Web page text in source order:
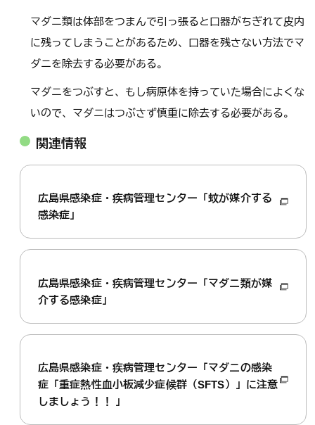
マダニ類は体部をつまんで引っ張ると口器がちぎれて皮内
に残ってしまうことがあるため、口器を残さない方法でマ
ダニを除去する必要がある。
マダニをつぶすと、もし病原体を持っていた場合によくな
いので、マダニはつぶさず慎重に除去する必要がある。
関連情報
広島県感染症・疾病管理センター「蚊が媒介する
感染症」
広島県感染症・疾病管理センター「マダニ類が媒
介する感染症」
広島県感染症・疾病管理センター「マダニの感染
症「重症熱性血小板減少症候群（SFTS）」に注意
しましょう！！ 」